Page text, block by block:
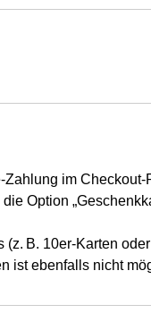
im Checkout-
Option
B. 10er-Karten
ist ebenfalls nicht